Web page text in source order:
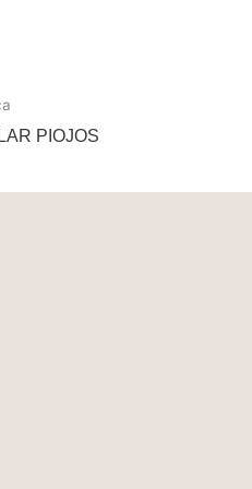
PIOJOS